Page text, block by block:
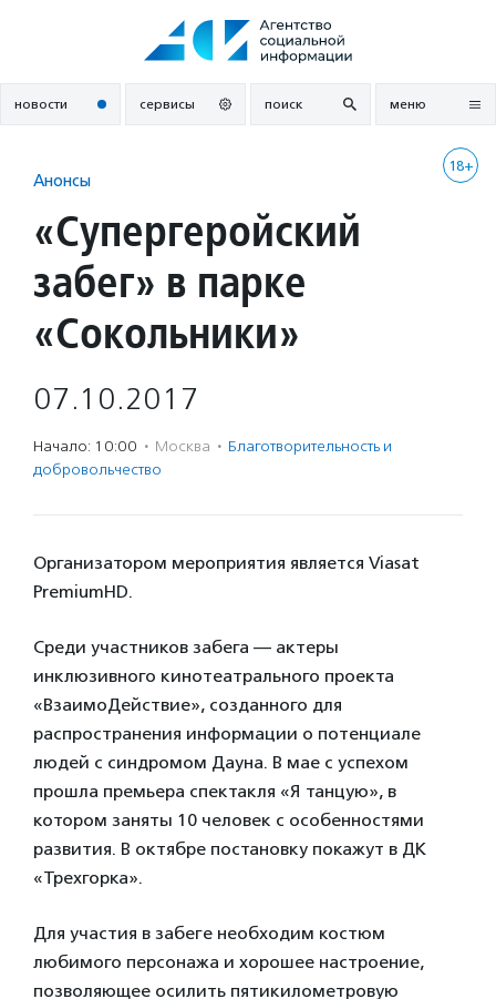
новости сервисы поиск меню
18+
Анонсы
«Супергеройский
забег» в парке
«Сокольники»
07.10.2017
Начало: 10:00 · Москва · Благотвори­тель­ность и
доброволь­чест­во
Организатором мероприятия является Viasat
PremiumHD.
Среди участников забега — актеры
инклюзивного кинотеатрального проекта
«ВзаимоДействие», созданного для
распространения информации о потенциале
людей с синдромом Дауна. В мае с успехом
прошла премьера спектакля «Я танцую», в
котором заняты 10 человек с особенностями
развития. В октябре постановку покажут в ДК
«Трехгорка».
Для участия в забеге необходим костюм
любимого персонажа и хорошее настроение,
позволяющее осилить пятикилометровую